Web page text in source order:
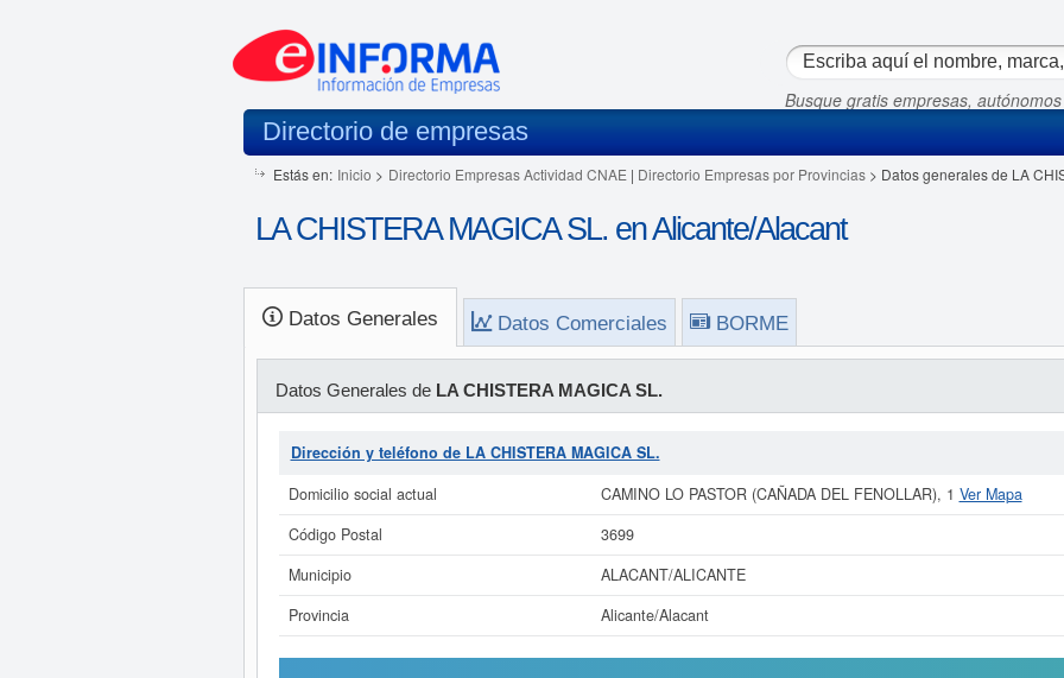
Busque gratis empresas,
Directorio de empresas
Estás en: Inicio > Directorio Empresas Actividad CNAE | Directorio Empresas por Provincias> Datos generales de LA
LA CHISTERA MAGICA SL. en Alicante/Alacant
Datos Generales Datos Comerciales BORME
Datos Generales de LA CHISTERA MAGICA SL.
Dirección y teléfono de LA CHISTERA MAGICA SL.
Domicilio social actual
CAMINO LO PASTOR (CAÑADA DEL FENOLLAR), 1 Ver Mapa
Código Postal
3699
Municipio
ALACANT/ALICANTE
Provincia
Alicante/Alacant